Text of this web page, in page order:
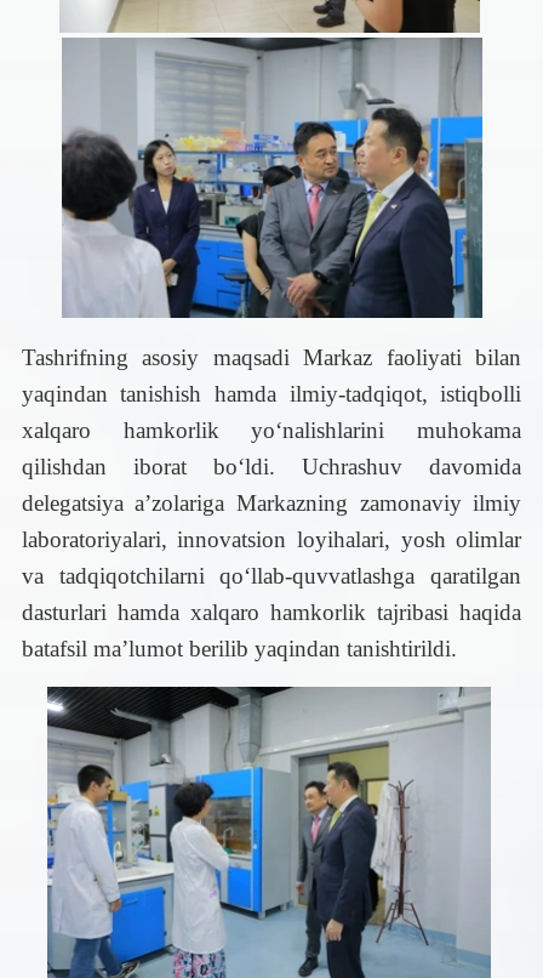
Tashrifning asosiy maqsadi Markaz faoliyati bilan
yaqindan tanishish hamda ilmiy-tadqiqot, istiqbolli
xalqaro hamkorlik yo‘nalishlarini muhokama
qilishdan iborat bo‘ldi.Uchrashuv davomida
delegatsiya a’zolariga Markazning zamonaviy ilmiy
laboratoriyalari, innovatsion loyihalari, yosh olimlar
va tadqiqotchilarni qo‘llab-quvvatlashga qaratilgan
dasturlari hamda xalqaro hamkorlik tajribasi haqida
batafsil ma’lumot berilib yaqindan tanishtirildi.